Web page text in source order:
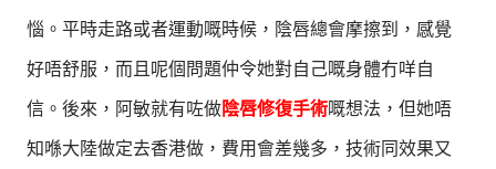
惱。平時走路或者運動嘅時候，陰唇總會摩擦到，感覺
好唔舒服，而且呢個問題仲令她對自己嘅身體冇咩自
信。後來，阿敏就有咗做陰唇修復手術嘅想法，但她唔
知喺大陸做定去香港做，費用會差幾多，技術同效果又